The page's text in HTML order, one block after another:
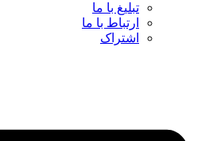
تبلیغ با ما
ارتباط با ما
اشتراک